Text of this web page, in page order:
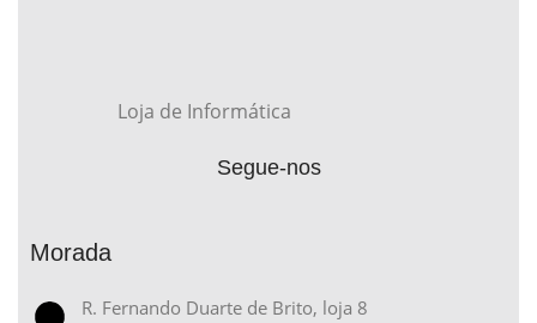
Loja de Informática
Segue-nos
Morada
R. Fernando Duarte de Brito, loja 8